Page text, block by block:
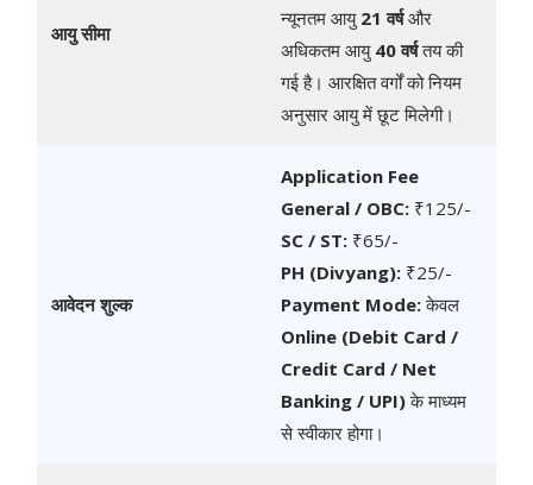
आयु सीमा
न्यूनतम आयु 21 वर्षऔर
अधिकतम आयु 40 वर्षतय की
गई है। आरक्षित वर्गों को नियम
अनुसार आयु में छूट मिलेगी।
आवेदन शुल्क
Application Fee
General / OBC: ₹125/-
SC / ST: ₹65/-
PH (Divyang): ₹25/-
Payment Mode:केवल
Online (Debit Card /
Credit Card / Net
Banking / UPI)के माध्यम
से स्वीकार होगा।